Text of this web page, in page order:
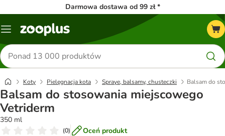
Darmowa dostawa od 99 zł *
Menu
Szukaj
produktów
Koty Pielęgnacja kota Spraye, balsamy, chusteczki Balsam do
Balsam do stosowania miejscowego
Vetriderm
350 ml
(0) Oceń produkt